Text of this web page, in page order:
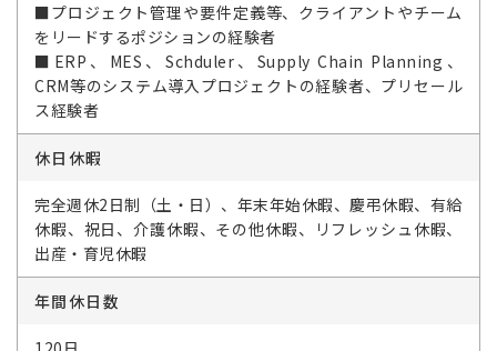
■プロジェクト管理や要件定義等、クライアントやチーム
をリードするポジションの経験者
■ERP、MES、Schduler、Supply Chain Planning、
CRM等のシステム導入プロジェクトの経験者、プリセール
ス経験者
休日休暇
完全週休2日制（土・日）、年末年始休暇、慶弔休暇、有給
休暇、祝日、介護休暇、その他休暇、リフレッシュ休暇、
出産・育児休暇
年間休日数